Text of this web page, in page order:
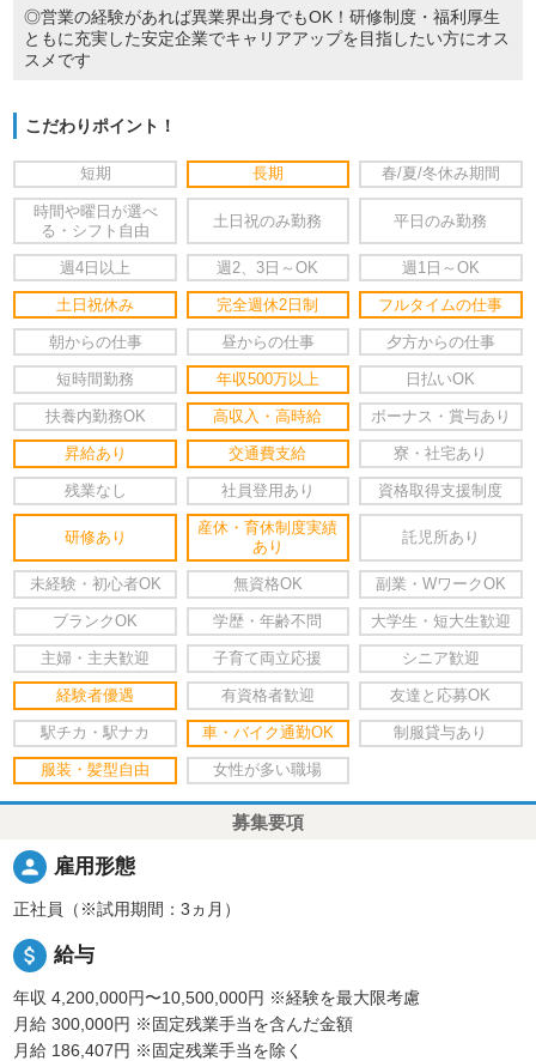
◎営業の経験があれば異業界出身でもOK！研修制度・福利厚生
ともに充実した安定企業でキャリアアップを目指したい方にオス
スメです
こだわりポイント！
短期 長期 春/夏/冬休み期間
時間や曜日が選べ
る・シフト自由
土日祝のみ勤務 平日のみ勤務
週4日以上 週2、3日～OK 週1日～OK
土日祝休み 完全週休2日制 フルタイムの仕事
朝からの仕事 昼からの仕事 夕方からの仕事
短時間勤務 年収500万以上 日払いOK
扶養内勤務OK 高収入・高時給 ボーナス・賞与あり
昇給あり 交通費支給 寮・社宅あり
残業なし 社員登用あり 資格取得支援制度
研修あり
産休・育休制度実績
あり
託児所あり
未経験・初心者OK 無資格OK 副業・WワークOK
ブランクOK 学歴・年齢不問 大学生・短大生歓迎
主婦・主夫歓迎 子育て両立応援 シニア歓迎
経験者優遇 有資格者歓迎 友達と応募OK
駅チカ・駅ナカ 車・バイク通勤OK 制服貸与あり
服装・髪型自由 女性が多い職場
募集要項
person 雇用形態
正社員（※試用期間：3ヵ月）
attach_money 給与
年収 4,200,000円〜10,500,000円 ※経験を最大限考慮
月給 300,000円 ※固定残業手当を含んだ金額
月給 186,407円 ※固定残業手当を除く